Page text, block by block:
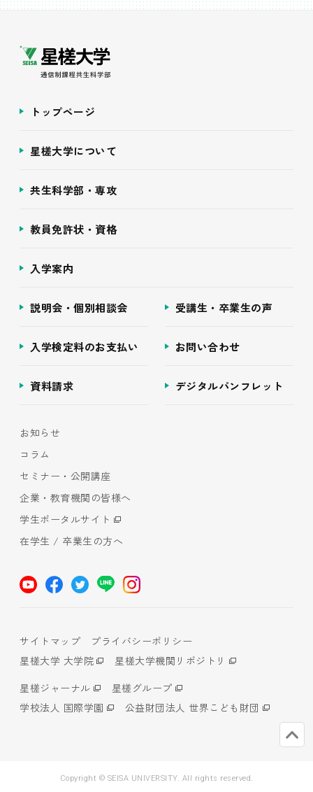
トップページ
星槎大学について
共生科学部・専攻
教員免許状・資格
入学案内
説明会・個別相談会 受講生・卒業生の声
入学検定料のお支払い お問い合わせ
資料請求 デジタルパンフレット
お知らせ
コラム
セミナー・公開講座
企業・教育機関の皆様へ
学生ポータルサイト
在学生 / 卒業生の方へ
サイトマップ
プライバシーポリシー
星槎大学 大学院
星槎大学機関リポジトリ
星槎ジャーナル
星槎グループ
学校法人 国際学園
公益財団法人 世界こども財団
Copyright © SEISA UNIVERSITY. All rights reserved.